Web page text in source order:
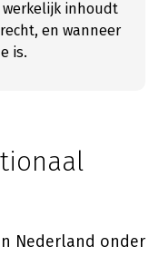
inhoudt
en wanneer
is.
Nederland onder